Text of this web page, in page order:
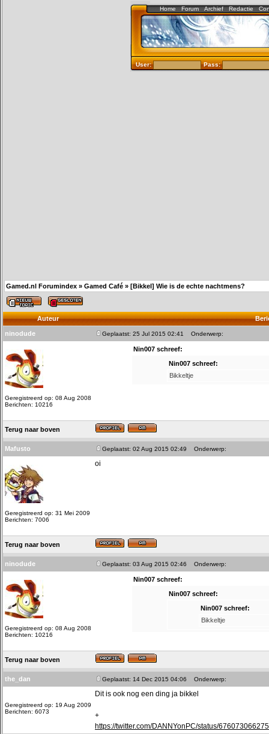
Home Forum Archief Redactie
User: Pass:
Gamed.nl Forumindex » Gamed Café » [Bikkel] Wie is de echte nachtmens?
Auteur
ninodude Geplaatst: 25 Jul 2015 02:41 Onderwerp:
Geregistreerd op: 08 Aug 2008
Berichten: 10216
Nin007 schreef:
Nin007 schreef:
Bikkeltje
Terug naar boven
Mafusto Geplaatst: 02 Aug 2015 02:49 Onderwerp:
Geregistreerd op: 31 Mei 2009
Berichten: 7006
oi
Terug naar boven
ninodude Geplaatst: 03 Aug 2015 02:46 Onderwerp:
Geregistreerd op: 08 Aug 2008
Berichten: 10216
Nin007 schreef:
Nin007 schreef:
Nin007 schreef:
Bikkeltje
Terug naar boven
the_dan Geplaatst: 14 Dec 2015 04:06 Onderwerp:
Geregistreerd op: 19 Aug 2009
Berichten: 6073
Dit is ook nog een ding ja bikkel
+
https://twitter.com/DANNYonPC/status/